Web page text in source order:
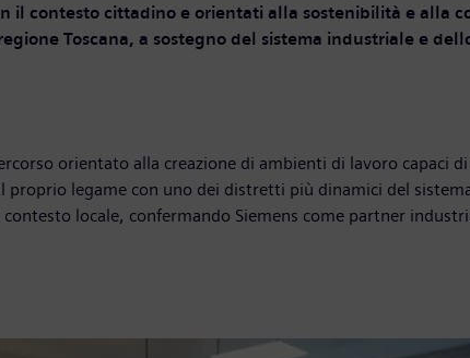
il contesto cittadino e orientati alla sostenibilità e alla
Toscana, a sostegno del sistema industriale e
orientato alla creazione di ambienti di lavoro capaci
legame con uno dei distretti più dinamici del
locale, confermando Siemens come partner